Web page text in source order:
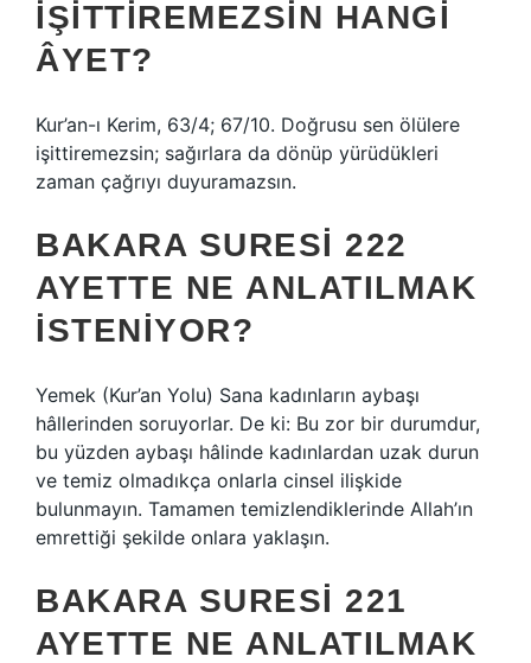
IŞITTIREMEZSIN HANGI
ÂYET?
Kur’an-ı Kerim, 63/4; 67/10. Doğrusu sen ölülere
işittiremezsin; sağırlara da dönüp yürüdükleri
zaman çağrıyı duyuramazsın.
BAKARA SURESI 222
AYETTE NE ANLATILMAK
ISTENIYOR?
Yemek (Kur’an Yolu) Sana kadınların aybaşı
hâllerinden soruyorlar. De ki: Bu zor bir durumdur,
bu yüzden aybaşı hâlinde kadınlardan uzak durun
ve temiz olmadıkça onlarla cinsel ilişkide
bulunmayın. Tamamen temizlendiklerinde Allah’ın
emrettiği şekilde onlara yaklaşın.
BAKARA SURESI 221
AYETTE NE ANLATILMAK